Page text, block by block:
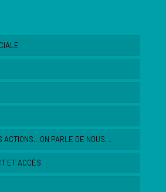
ACTIONS…ON PARLE DE NOUS…
ET ACCÈS